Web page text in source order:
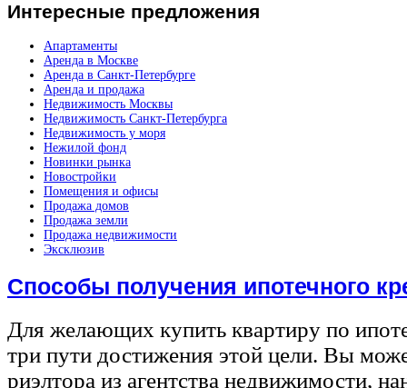
Интересные предложения
Апартаменты
Аренда в Москве
Аренда в Санкт-Петербурге
Аренда и продажа
Недвижимость Москвы
Недвижимость Санкт-Петербурга
Недвижимость у моря
Нежилой фонд
Новинки рынка
Новостройки
Помещения и офисы
Продажа домов
Продажа земли
Продажа недвижимости
Эксклюзив
Способы получения ипотечного
Для желающих купить квартиру по
три пути достижения этой цели. Вы
риэлтора из агентства недвижимости,